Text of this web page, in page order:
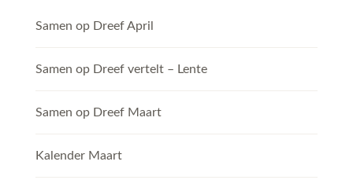
Samen op Dreef April
Samen op Dreef vertelt – Lente
Samen op Dreef Maart
Kalender Maart